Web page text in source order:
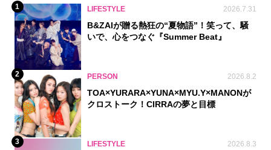
1 LIFESTYLE 2026.7.31
B&ZAIが贈る熱狂の“夏物語”！笑って、騒
いで、心をつなぐ『Summer Beat』
2 PERSON 2026.8.2
TOA×YURARA×YUNA×MYU.Y×MANONが
クロストーク！CIRRAの夢と目標
3 LIFESTYLE 2026.8.3